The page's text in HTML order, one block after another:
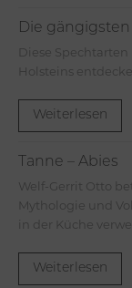
Die
Diese Spechtarten
Holsteins
Weiterlesen
Tanne – Abies
Welf-Gerrit Otto
Mythologie und
in der Küche
Weiterlesen